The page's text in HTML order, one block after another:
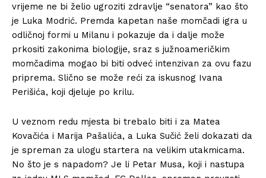
vrijeme ne bi želio ugroziti zdravlje “senatora” kao što
je Luka Modrić. Premda kapetan naše momčadi igra u
odličnoj formi u Milanu i pokazuje da i dalje može
prkositi zakonima biologije, sraz s južnoameričkim
momčadima mogao bi biti odveć intenzivan za ovu fazu
priprema. Slično se može reći za iskusnog Ivana
Perišića, koji djeluje po krilu.
U veznom redu mjesta bi trebalo biti i za Matea
Kovačića i Marija Pašalića, a Luka Sučić želi dokazati da
je spreman za ulogu startera na velikim utakmicama.
No što je s napadom? Je li Petar Musa, koji i nastupa